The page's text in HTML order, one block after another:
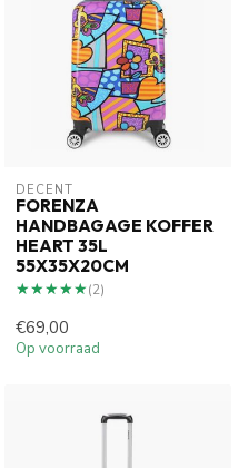
DECENT
FORENZA
HANDBAGAGE KOFFER
HEART 35L
55X35X20CM
★★★★★
★★★★★(2)
€69,00
Op voorraad